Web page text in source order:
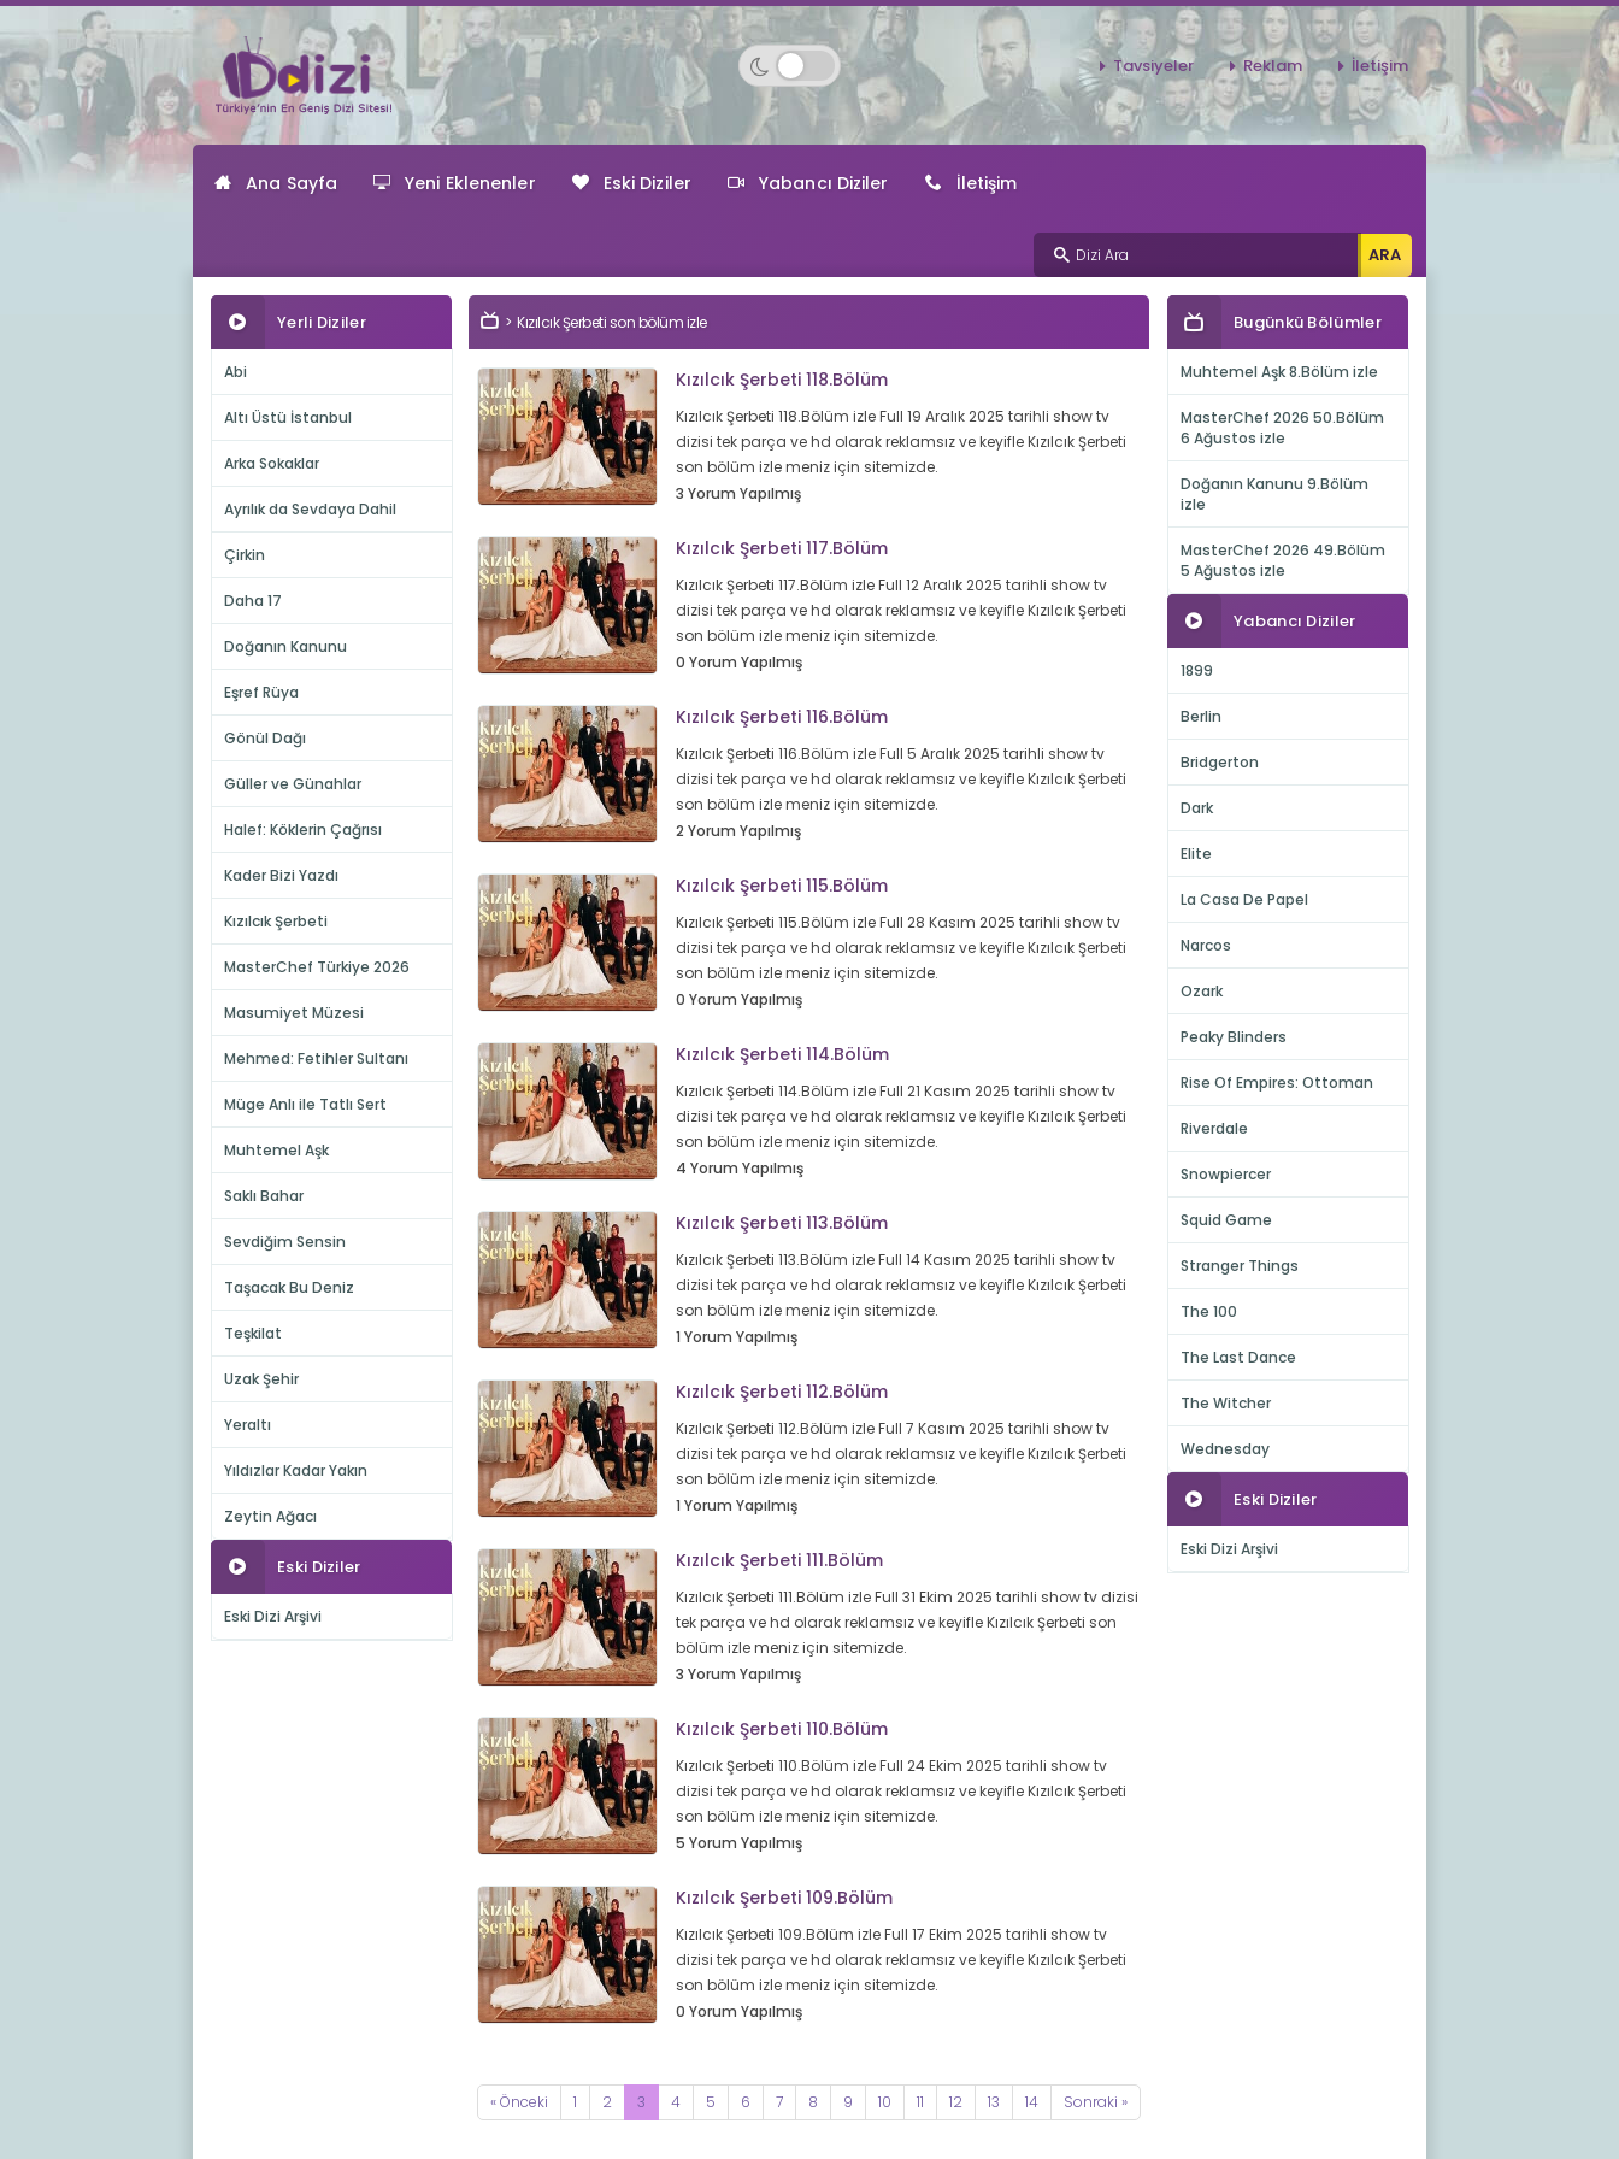
Tavsiyeler Reklam İletişim
Ana Sayfa Yeni Eklenenler Eski Diziler Yabancı Diziler İletişim
Yerli Diziler
Abi
Altı Üstü İstanbul
Arka Sokaklar
Ayrılık da Sevdaya Dahil
Çirkin
Daha 17
Doğanın Kanunu
Eşref Rüya
Gönül Dağı
Güller ve Günahlar
Halef: Köklerin Çağrısı
Kader Bizi Yazdı
Kızılcık Şerbeti
MasterChef Türkiye 2026
Masumiyet Müzesi
Mehmed: Fetihler Sultanı
Müge Anlı ile Tatlı Sert
Muhtemel Aşk
Saklı Bahar
Sevdiğim Sensin
Taşacak Bu Deniz
Teşkilat
Uzak Şehir
Yeraltı
Yıldızlar Kadar Yakın
Zeytin Ağacı
Eski Diziler
Eski Dizi Arşivi
Kızılcık Şerbeti son bölüm izle
Kızılcık Şerbeti 118.Bölüm
Kızılcık Şerbeti 118.Bölüm izle Full 19 Aralık 2025 tarihli show tv
dizisi tek parça ve hd olarak reklamsız ve keyifle Kızılcık Şerbeti
son bölüm izle meniz için sitemizde.
3 Yorum Yapılmış
Kızılcık Şerbeti 117.Bölüm
Kızılcık Şerbeti 117.Bölüm izle Full 12 Aralık 2025 tarihli show tv
dizisi tek parça ve hd olarak reklamsız ve keyifle Kızılcık Şerbeti
son bölüm izle meniz için sitemizde.
0 Yorum Yapılmış
Kızılcık Şerbeti 116.Bölüm
Kızılcık Şerbeti 116.Bölüm izle Full 5 Aralık 2025 tarihli show tv
dizisi tek parça ve hd olarak reklamsız ve keyifle Kızılcık Şerbeti
son bölüm izle meniz için sitemizde.
2 Yorum Yapılmış
Kızılcık Şerbeti 115.Bölüm
Kızılcık Şerbeti 115.Bölüm izle Full 28 Kasım 2025 tarihli show tv
dizisi tek parça ve hd olarak reklamsız ve keyifle Kızılcık Şerbeti
son bölüm izle meniz için sitemizde.
0 Yorum Yapılmış
Kızılcık Şerbeti 114.Bölüm
Kızılcık Şerbeti 114.Bölüm izle Full 21 Kasım 2025 tarihli show tv
dizisi tek parça ve hd olarak reklamsız ve keyifle Kızılcık Şerbeti
son bölüm izle meniz için sitemizde.
4 Yorum Yapılmış
Kızılcık Şerbeti 113.Bölüm
Kızılcık Şerbeti 113.Bölüm izle Full 14 Kasım 2025 tarihli show tv
dizisi tek parça ve hd olarak reklamsız ve keyifle Kızılcık Şerbeti
son bölüm izle meniz için sitemizde.
1 Yorum Yapılmış
Kızılcık Şerbeti 112.Bölüm
Kızılcık Şerbeti 112.Bölüm izle Full 7 Kasım 2025 tarihli show tv
dizisi tek parça ve hd olarak reklamsız ve keyifle Kızılcık Şerbeti
son bölüm izle meniz için sitemizde.
1 Yorum Yapılmış
Kızılcık Şerbeti 111.Bölüm
Kızılcık Şerbeti 111.Bölüm izle Full 31 Ekim 2025 tarihli show tv dizisi
tek parça ve hd olarak reklamsız ve keyifle Kızılcık Şerbeti son
bölüm izle meniz için sitemizde.
3 Yorum Yapılmış
Kızılcık Şerbeti 110.Bölüm
Kızılcık Şerbeti 110.Bölüm izle Full 24 Ekim 2025 tarihli show tv
dizisi tek parça ve hd olarak reklamsız ve keyifle Kızılcık Şerbeti
son bölüm izle meniz için sitemizde.
5 Yorum Yapılmış
Kızılcık Şerbeti 109.Bölüm
Kızılcık Şerbeti 109.Bölüm izle Full 17 Ekim 2025 tarihli show tv
dizisi tek parça ve hd olarak reklamsız ve keyifle Kızılcık Şerbeti
son bölüm izle meniz için sitemizde.
0 Yorum Yapılmış
« Önceki 1 2 3 4 5 6 7 8 9 10 11 12 13 14 Sonraki »
Bugünkü Bölümler
Muhtemel Aşk 8.Bölüm izle
MasterChef 2026 50.Bölüm
6 Ağustos izle
Doğanın Kanunu 9.Bölüm
izle
MasterChef 2026 49.Bölüm
5 Ağustos izle
Yabancı Diziler
1899
Berlin
Bridgerton
Dark
Elite
La Casa De Papel
Narcos
Ozark
Peaky Blinders
Rise Of Empires: Ottoman
Riverdale
Snowpiercer
Squid Game
Stranger Things
The 100
The Last Dance
The Witcher
Wednesday
Eski Diziler
Eski Dizi Arşivi